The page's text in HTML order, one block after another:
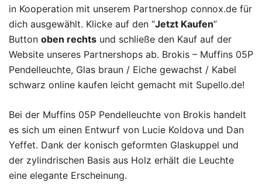
in Kooperation mit unserem Partnershop connox.de für
dich ausgewählt. Klicke auf den “Jetzt Kaufen”
Button oben rechts und schließe den Kauf auf der
Website unseres Partnershops ab. Brokis – Muffins 05P
Pendelleuchte, Glas braun / Eiche gewachst / Kabel
schwarz online kaufen leicht gemacht mit Supello.de!
Bei der Muffins 05P Pendelleuchte von Brokis handelt
es sich um einen Entwurf von Lucie Koldova und Dan
Yeffet. Dank der konisch geformten Glaskuppel und
der zylindrischen Basis aus Holz erhält die Leuchte
eine elegante Erscheinung.